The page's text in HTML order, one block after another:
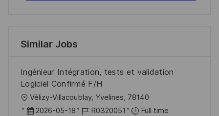
Similar Jobs
Ingénieur Intégration, tests et validation
Logiciel Confirmé F/H
L
o
Vélizy-Villacoublay, Yvelines, 78140
P 2026-05-18
J
R0320051
Full time